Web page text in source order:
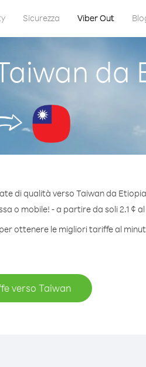
Sicurezza Viber Out
da
di qualità verso Taiwan da
o mobile! - a partire da soli 2.1 ¢
ottenere le migliori tariffe al
verso Taiwan